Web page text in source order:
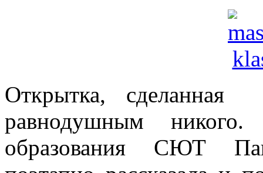
Открытка, сделанная
равнодушным
образования СЮТ